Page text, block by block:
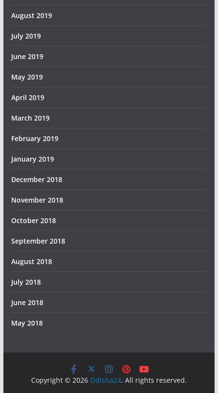
August 2019
July 2019
June 2019
May 2019
April 2019
March 2019
February 2019
January 2019
December 2018
November 2018
October 2018
September 2018
August 2018
July 2018
June 2018
May 2018
Copyright © 2026 Odisha24. All rights reserved.